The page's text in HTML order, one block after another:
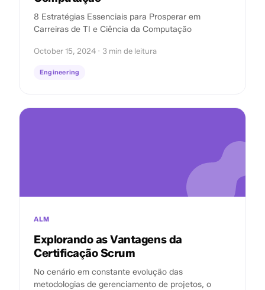
8 Estratégias Essenciais para Prosperar em
Carreiras de TI e Ciência da Computação
October 15, 2024 · 3 min de leitura
Engineering
ALM
Explorando as Vantagens da
Certificação Scrum
No cenário em constante evolução das
metodologias de gerenciamento de projetos, o